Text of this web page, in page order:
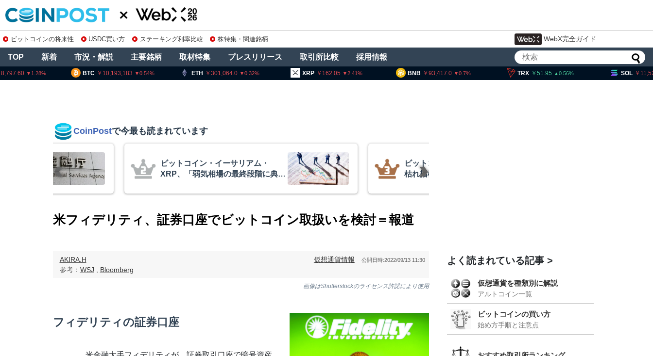
ビットコインの将来性 USDC買い方 ステーキング利率比較 株特集・関連銘柄 WebX完全ガイド
TOP 新着 市況・解説 主要銘柄 取材特集 プレスリリース 取引所比較 採用情報
BTC 10,193,183 0.54 ETH 301,064.0 0.32 XRP 162.05 2.41 BNB 93,417.0 0.7 TRX 51.95 0.56 SOL
CoinPostで今最も読まれています
ビットコイン・イーサリアム・
XRP、「弱気相場の最終段階に典型
ビットコイン流出6.58万BTC、売り
枯れ指標は接近＝グラスノード
米フィデリティ、証券口座でビットコイン取扱いを検討＝報道
AKIRA.H
参考： WSJ Bloomberg
仮想通貨情報 公開日時:2022/09/13 11:30
画像はShutterstockのライセンス許諾により使用
フィデリティの証券口座
よく読まれている記事
仮想通貨を種類別に解説
アルトコイン一覧
ビットコインの買い方
始め方手順と注意点